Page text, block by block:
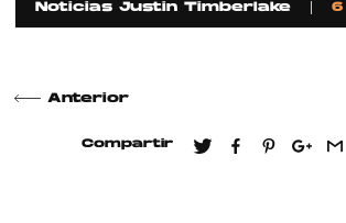
Noticias Justin Timberlake 6
Anterior
Compartir